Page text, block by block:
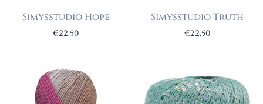
Simysstudio Hope
€22,50
Simysstudio Truth
€22,50